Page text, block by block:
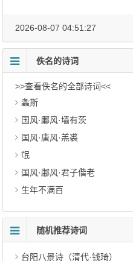
2026-08-07 04:51:27
佚名的诗词
>>查看佚名的全部诗词<<
螽斯
国风·鄘风·墙有茨
国风·唐风·羔裘
氓
国风·鄘风·君子偕老
生年不满百
随机推荐诗词
台阳八景诗（清代·钱琦）